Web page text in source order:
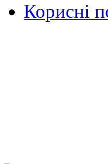
Корисні